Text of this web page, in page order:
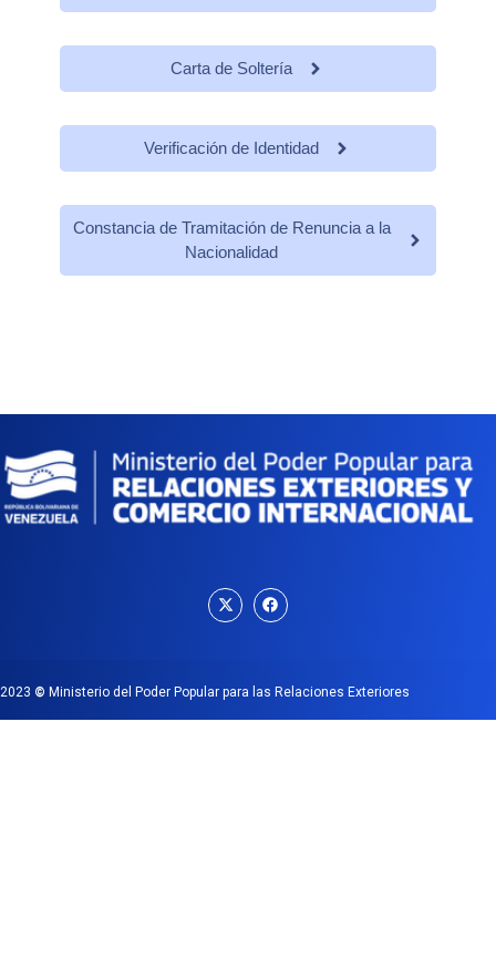
Carta de Soltería
Verificación de Identidad
Constancia de Tramitación de Renuncia a la
Nacionalidad
2023 © Ministerio del Poder Popular para las Relaciones Exteriores